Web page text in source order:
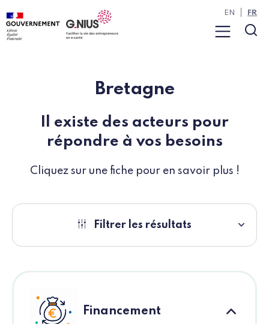
Panneau de gestion des cookies
Aller au contenu
Aller à la navigation
Menu
EN FR
Bretagne
Il existe des acteurs pour
répondre à vos besoins
Cliquez sur une fiche pour en savoir plus !
Filtrer les résultats
Financement